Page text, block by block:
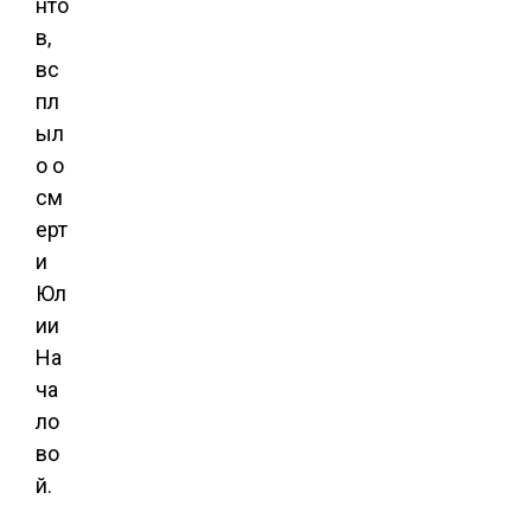
нто
в,
вс
пл
ыл
о о
см
ерт
и
Юл
ии
На
ча
ло
во
й.